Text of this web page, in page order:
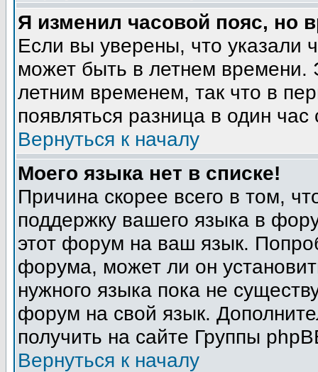
Я изменил часовой пояс, но
Если вы уверены, что указали
может быть в летнем времени.
летним временем, так что в
появляться разница в один
Вернуться к началу
Моего языка нет в списке!
Причина скорее всего в том,
поддержку вашего языка в
этот форум на ваш язык.
форума, может ли он
нужного языка пока не
форум на свой язык.
получить на сайте Группы
Вернуться к началу